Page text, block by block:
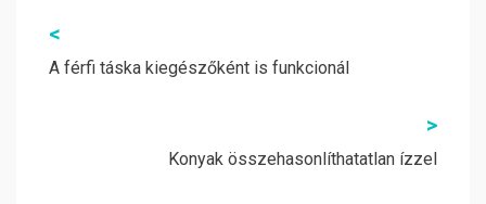
Bejegyzés
navigáció
<
A férfi táska kiegészőként is funkcionál
>
Konyak összehasonlíthatatlan ízzel